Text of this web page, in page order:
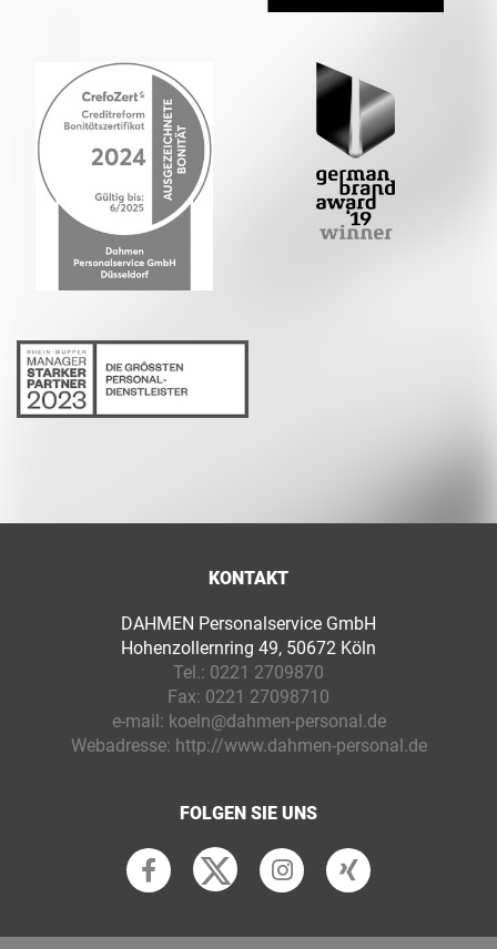
KONTAKT
DAHMEN Personalservice GmbH
Hohenzollernring 49, 50672 Köln
Tel.: 0221 2709870
Fax: 0221 27098710
e-mail: koeln@dahmen-personal.de
Webadresse: http://www.dahmen-personal.de
FOLGEN SIE UNS